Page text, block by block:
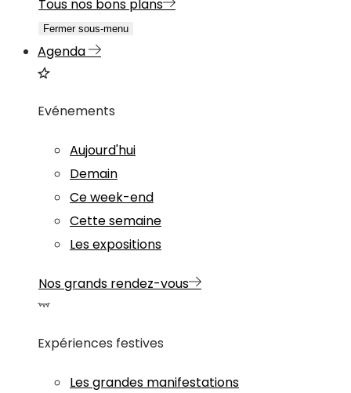
Tous nos bons plans
Fermer sous-menu
Agenda
Evénements
Aujourd'hui
Demain
Ce week-end
Cette semaine
Les expositions
Nos grands rendez-vous
Expériences festives
Les grandes manifestations